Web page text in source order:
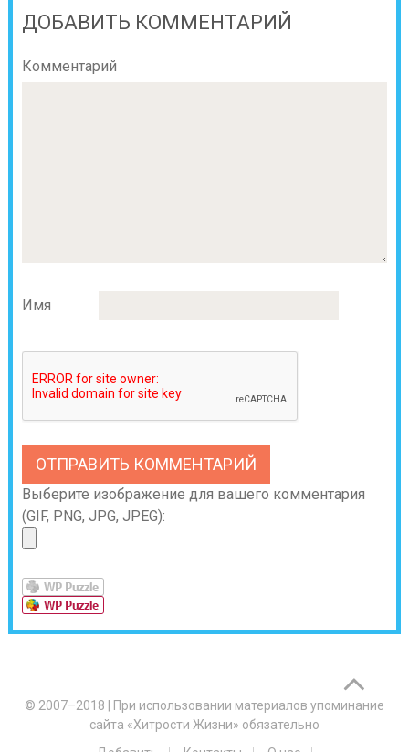
ДОБАВИТЬ КОММЕНТАРИЙ
Комментарий
Имя
Выберите изображение для вашего комментария
(GIF, PNG, JPG, JPEG):
© 2007–2018
При использовании материалов упоминание
сайта «Хитрости Жизни» обязательно